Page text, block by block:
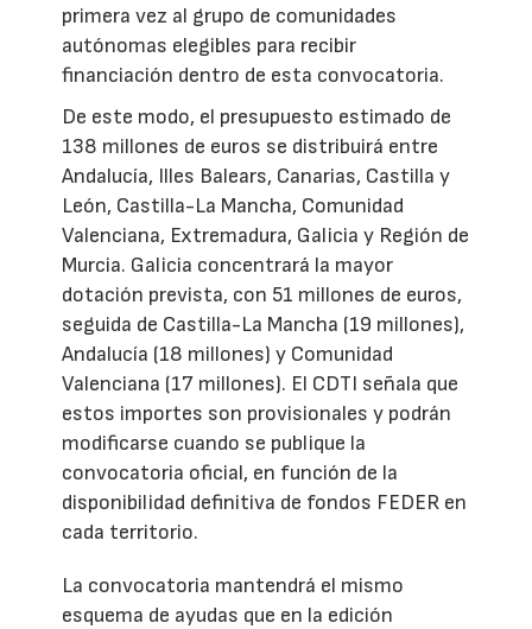
primera vez al grupo de comunidades
autónomas elegibles para recibir
financiación dentro de esta convocatoria.
De este modo, el presupuesto estimado de
138 millones de euros se distribuirá entre
Andalucía, Illes Balears, Canarias, Castilla y
León, Castilla-La Mancha, Comunidad
Valenciana, Extremadura, Galicia y Región de
Murcia. Galicia concentrará la mayor
dotación prevista, con 51 millones de euros,
seguida de Castilla-La Mancha (19 millones),
Andalucía (18 millones) y Comunidad
Valenciana (17 millones). El CDTI señala que
estos importes son provisionales y podrán
modificarse cuando se publique la
convocatoria oficial, en función de la
disponibilidad definitiva de fondos FEDER en
cada territorio.
La convocatoria mantendrá el mismo
esquema de ayudas que en la edición